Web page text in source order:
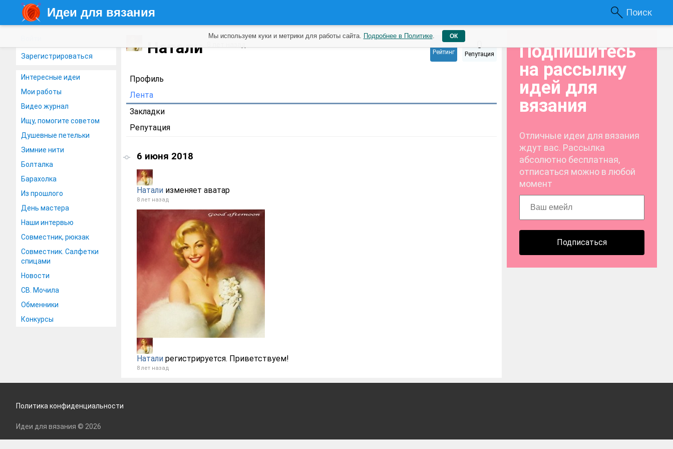
Идеи для вязания Поиск
Зарегистрироваться
Интересные идеи
Мои работы
Видео журнал
Ищу, помогите советом
Душевные петельки
Зимние нити
Болталка
Барахолка
Из прошлого
День мастера
Наши интервью
Совместник, рюкзак
Совместник. Салфетки
спицами
Новости
СВ. Мочила
Обменники
Конкурсы
Натали 0
Рейтинг
0
Репутация
Профиль
Лента
Закладки
Репутация
6 июня 2018
Натали изменяет аватар
8 лет назад
Натали регистрируется. Приветствуем!
8 лет назад
Подпишитесь
на рассылку
идей для
вязания
Отличные идеи для вязания
ждут вас. Рассылка
абсолютно бесплатная,
отписаться можно в любой
момент
Подписаться
Мы используем куки и метрики для работы сайта. Подробнее в Политике. ОК
Политика конфиденциальности
Идеи для вязания © 2026